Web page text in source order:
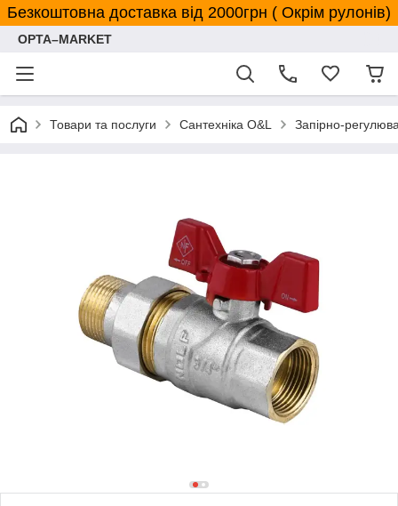
Безкоштовна доставка від 2000грн ( Окрім рулонів)
OPTA–MARKET
Товари та послуги Сантехніка O&L Запірно-